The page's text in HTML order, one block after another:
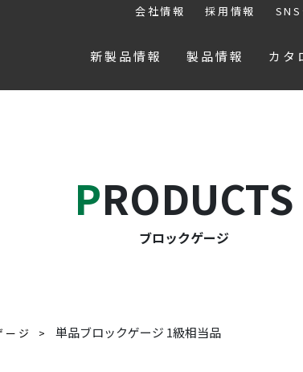
会社情報 採用情報
新製品情報 製品情報 カタ
PRODUCTS
ブロックゲージ
ージ 単品ブロックゲージ 1級相当品